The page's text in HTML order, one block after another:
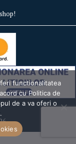
functionalitatea
cu Politica de
de a va oferi o